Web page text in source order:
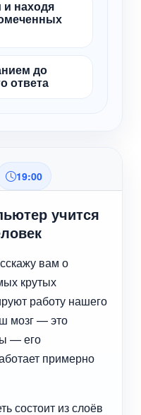
и находя
до
ответа
19:00
учится
вам о
крутых
работу нашего
мозг — это
— его
примерно
состоит из слоёв